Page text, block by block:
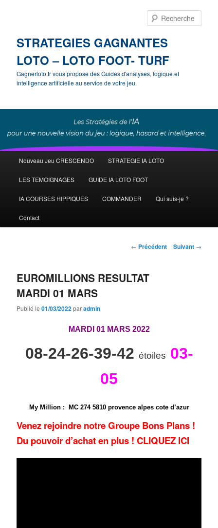
STRATEGIES GAGNANTES
LOTO – LOTO FOOT- TURF
Gagnerloto.fr vous propose des Guides d'analyses, logique et
intelligence artificielle au service de votre jeu.
principal
Aller
au
contenu
Nouveau Jeu CRESCENDO STRATEGIE IA LOTO
LES TEMOIGNAGES GUIDE IA LOTO FOOT
IA COURSES HIPPIQUES COMMANDER Qui suis-je ?
Contact
Navigation
← Précédent Suivant →
EUROMILLIONS RESULTAT
MARDI 01 MARS
Publié le01/03/2022paradmin
MARDI 01 MARS 2022
08-24-26-39-42 étoiles 03-
05
My Million: MC 274 5810 provence alpes cote d’azur
Venez rejoindre notre Groupe Bons Plans !
Du pouvoir d’achat en plus ! CLIQUEZ ICI